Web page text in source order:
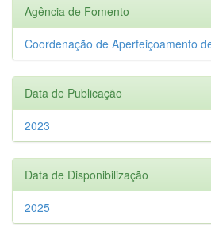
Agência de Fomento
Coordenação de Aperfeiçoamento
Data de Publicação
2023
Data de Disponibilização
2025